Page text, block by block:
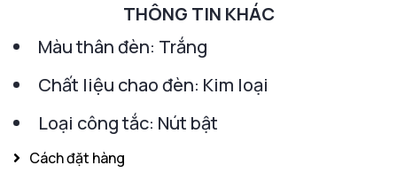
THÔNG TIN KHÁC
Màu thân đèn: Trắng
Chất liệu chao đèn: Kim loại
Loại công tắc: Nút bật
Cách đặt hàng